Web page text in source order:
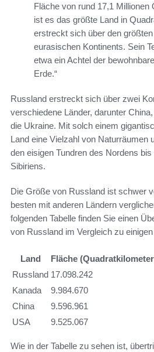
Fläche von rund 17,1 Millionen
ist es das größte Land in
erstreckt sich über den größten
eurasischen Kontinents. Sein
etwa ein Achtel der
Erde.“
Russland erstreckt sich über zwei
verschiedene Länder, darunter
die Ukraine. Mit solch einem
Land eine Vielzahl von Naturräumen
den eisigen Tundren des Nordens
Sibiriens.
Die Größe von Russland ist schwer
besten mit anderen Ländern
folgenden Tabelle finden Sie einen
von Russland im Vergleich zu
Land
Fläche
Russland 17.098.242
Kanada
9.984.670
China
9.596.961
USA
9.525.067
Wie in der Tabelle zu sehen ist,